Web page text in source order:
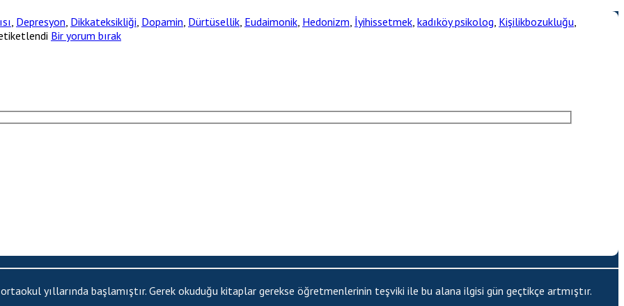
, Depresyon, Dikkateksikliği, Dopamin, Dürtüsellik, Eudaimonik, Hedonizm, İyihissetmek, kadıköy psikolog, Kişilikbozukluğu,
Bir yorum bırak
yıllarında başlamıştır. Gerek okuduğu kitaplar gerekse öğretmenlerinin teşviki ile bu alana ilgisi gün geçtikçe artmıştır.